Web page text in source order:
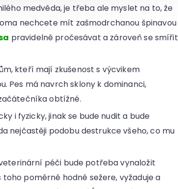
medvěda, je třeba ale myslet na to, že
nechcete mít zašmodrchanou špinavou
pravidelně pročesávat a zároveň se smířit
kteří mají zkušenost s výcvikem
Pes má navrch sklony k dominanci,
obtížné.
i fyzicky, jinak se bude nudit a bude
nejčastěji podobu destrukce všeho, co mu
péči bude potřeba vynaložit
toho poměrně hodně sežere, vyžaduje a